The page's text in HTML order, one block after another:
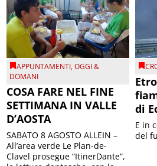
APPUNTAMENTI,OGGI &
DOMANI
COSA FARE NEL FINE
SETTIMANA IN VALLE
D’AOSTA
SABATO 8 AGOSTO ALLEIN –
All’area verde Le Plan-de-
Clavel prosegue “ItinerDante”,
di
E in
del